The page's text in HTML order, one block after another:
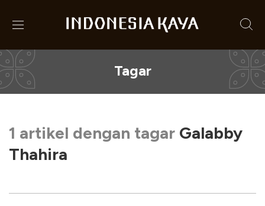
Tagar
1 artikel dengan tagar Galabby
Thahira